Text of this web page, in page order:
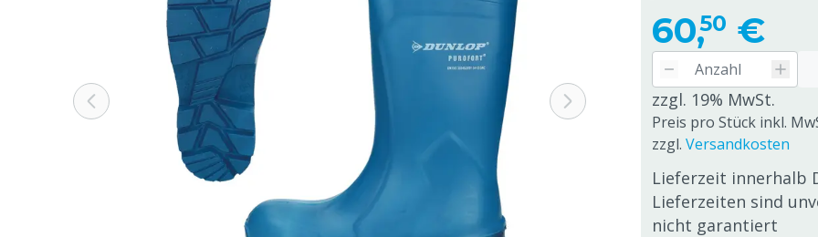
60,50 €
zzgl. 19% MwSt.
Preis pro Stück inkl.
zzgl. Versandkosten
Lieferzeit innerhalb
Lieferzeiten sind
nicht garantiert